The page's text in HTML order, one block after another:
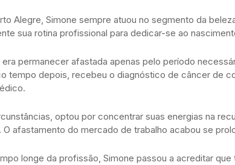
Alegre, Simone sempre atuou no segmento da
sua rotina profissional para dedicar-se ao
era permanecer afastada apenas pelo período
tempo depois, recebeu o diagnóstico de câncer de
optou por concentrar suas energias na
O afastamento do mercado de trabalho acabou se
longe da profissão, Simone passou a acreditar